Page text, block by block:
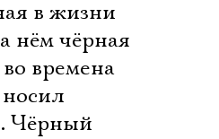
в жизни
нём чёрная
времена
Чёрный